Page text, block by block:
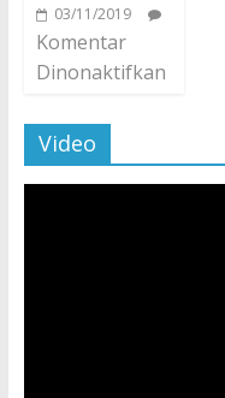
03/11/2019
Komentar
Dinonaktifkan
Video